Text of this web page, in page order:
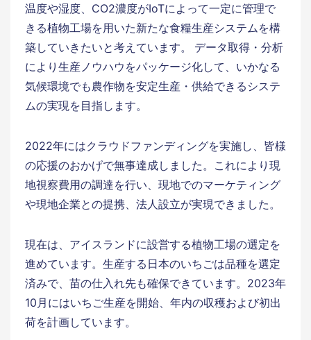
温度や湿度、CO2濃度がIoTによって一定に管理で
きる植物工場を用いた新たな食糧生産システムを構
築していきたいと考えています。 データ取得・分析
により生産ノウハウをパッケージ化して、いかなる
気候環境でも農作物を安定生産・供給できるシステ
ムの実現を目指します。
2022年にはクラウドファンディングを実施し、皆様
の応援のおかげで無事達成しました。これにより現
地視察費用の調達を行い、現地でのマーケティング
や現地企業との提携、法人設立が実現できました。
現在は、アイスランドに設営する植物工場の選定を
進めています。生産する日本のいちごは品種を選定
済みで、苗の仕入れ先も確保できています。2023年
10月にはいちご生産を開始、年内の収穫および初出
荷を計画しています。